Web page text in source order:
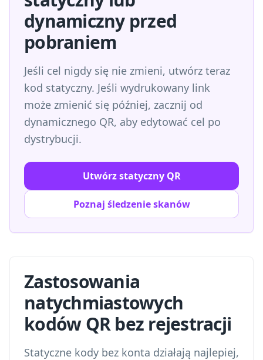
dynamiczny przed
pobraniem
Jeśli cel nigdy się nie zmieni, utwórz teraz
kod statyczny. Jeśli wydrukowany link
może zmienić się później, zacznij od
dynamicznego QR, aby edytować cel po
dystrybucji.
Utwórz statyczny QR
Poznaj śledzenie skanów
Zastosowania
natychmiastowych
kodów QR bez rejestracji
Statyczne kody bez konta działają najlepiej,